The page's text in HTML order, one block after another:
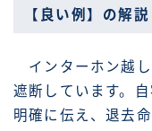
【良い例】の解説
インターホン越し
遮断しています。
明確に伝え、退去